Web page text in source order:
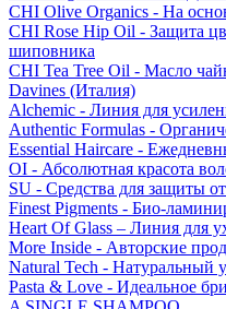
CHI Olive Organics - На
CHI Rose Hip Oil - Защита
шиповника
CHI Tea Tree Oil - Масло
Davines (Италия)
Alchemic - Линия для
Authentic Formulas -
Essential Haircare -
OI - Абсолютная красота
SU - Средства для защиты
Finest Pigments - Био-
Heart Of Glass – Линия для
More Inside - Авторские
Natural Tech - Натуральный
Pasta & Love - Идеальное